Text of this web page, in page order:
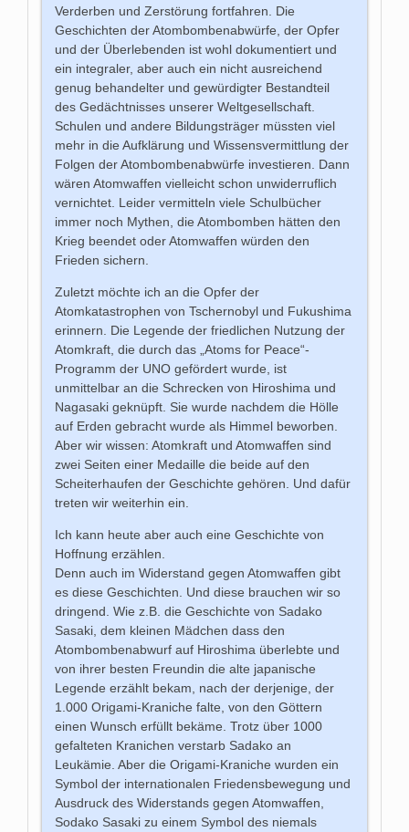
Verderben und Zerstörung fortfahren. Die
Geschichten der Atombombenabwürfe, der Opfer
und der Überlebenden ist wohl dokumentiert und
ein integraler, aber auch ein nicht ausreichend
genug behandelter und gewürdigter Bestandteil
des Gedächtnisses unserer Weltgesellschaft.
Schulen und andere Bildungsträger müssten viel
mehr in die Aufklärung und Wissensvermittlung der
Folgen der Atombombenabwürfe investieren. Dann
wären Atomwaffen vielleicht schon unwiderruflich
vernichtet. Leider vermitteln viele Schulbücher
immer noch Mythen, die Atombomben hätten den
Krieg beendet oder Atomwaffen würden den
Frieden sichern.
Zuletzt möchte ich an die Opfer der
Atomkatastrophen von Tschernobyl und Fukushima
erinnern. Die Legende der friedlichen Nutzung der
Atomkraft, die durch das „Atoms for Peace“-
Programm der UNO gefördert wurde, ist
unmittelbar an die Schrecken von Hiroshima und
Nagasaki geknüpft. Sie wurde nachdem die Hölle
auf Erden gebracht wurde als Himmel beworben.
Aber wir wissen: Atomkraft und Atomwaffen sind
zwei Seiten einer Medaille die beide auf den
Scheiterhaufen der Geschichte gehören. Und dafür
treten wir weiterhin ein.
Ich kann heute aber auch eine Geschichte von
Hoffnung erzählen.
Denn auch im Widerstand gegen Atomwaffen gibt
es diese Geschichten. Und diese brauchen wir so
dringend. Wie z.B. die Geschichte von Sadako
Sasaki, dem kleinen Mädchen dass den
Atombombenabwurf auf Hiroshima überlebte und
von ihrer besten Freundin die alte japanische
Legende erzählt bekam, nach der derjenige, der
1.000 Origami-Kraniche falte, von den Göttern
einen Wunsch erfüllt bekäme. Trotz über 1000
gefalteten Kranichen verstarb Sadako an
Leukämie. Aber die Origami-Kraniche wurden ein
Symbol der internationalen Friedensbewegung und
Ausdruck des Widerstands gegen Atomwaffen,
Sodako Sasaki zu einem Symbol des niemals